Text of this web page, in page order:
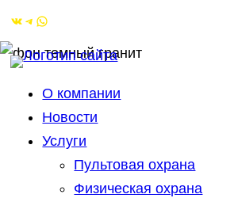
ВКонтакте
Telegram
WhatsApp
О компании
Новости
Услуги
Пультовая охрана
Физическая охрана